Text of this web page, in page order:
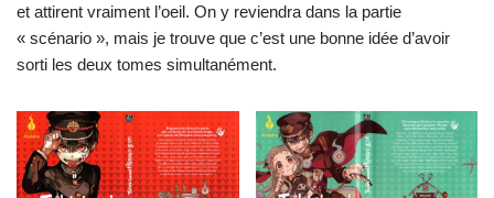
et attirent vraiment l’oeil. On y reviendra dans la partie
« scénario », mais je trouve que c’est une bonne idée d’avoir
sorti les deux tomes simultanément.